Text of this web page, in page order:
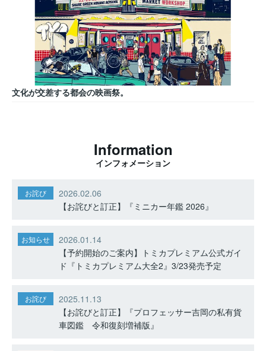
文化が交差する都会の映画祭。
Information
インフォメーション
お詫び
2026.02.06
【お詫びと訂正】『ミニカー年鑑 2026』
お知らせ
2026.01.14
【予約開始のご案内】トミカプレミアム公式ガイ
ド『トミカプレミアム大全2』3/23発売予定
お詫び
2025.11.13
【お詫びと訂正】『プロフェッサー吉岡の私有貨
車図鑑 令和復刻増補版』